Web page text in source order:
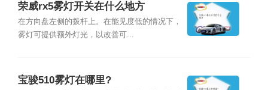
荣威rx5雾灯开关在什么地方
在方向盘左侧的拨杆上。在能见度低的情况下，
雾灯可提供额外灯光，以改善可...
宝骏510雾灯在哪里?